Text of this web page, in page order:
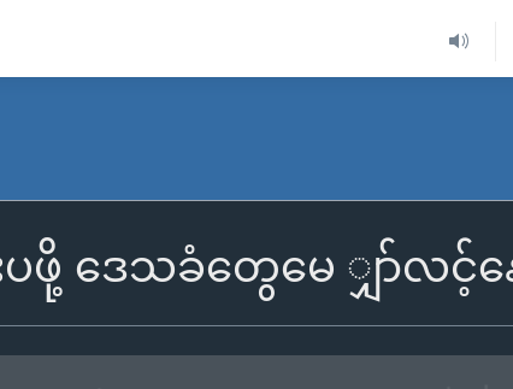
ပဖို့ ဒေသခံတွေမေ ျှာ်လင့်န